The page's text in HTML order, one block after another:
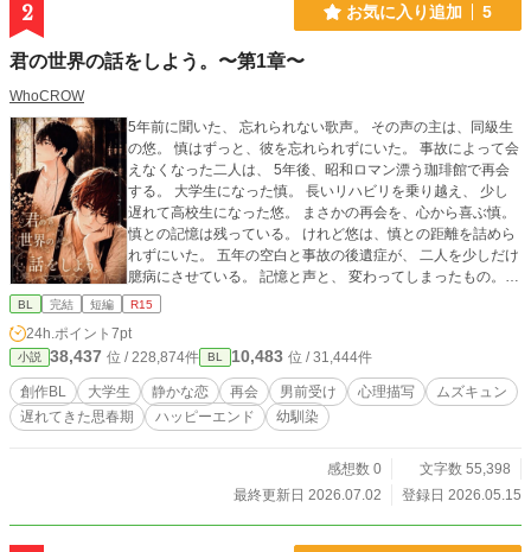
2 お気に入り追加 5
君の世界の話をしよう。〜第1章〜
WhoCROW
5年前に聞いた、 忘れられない歌声。 その声の主は、同級生
の悠。 慎はずっと、彼を忘れられずにいた。 事故によって会
えなくなった二人は、 5年後、昭和ロマン漂う珈琲館で再会
する。 大学生になった慎。 長いリハビリを乗り越え、 少し
遅れて高校生になった悠。 まさかの再会を、心から喜ぶ慎。
慎との記憶は残っている。 けれど悠は、慎との距離を詰めら
れずにいた。 五年の空白と事故の後遺症が、 二人を少しだけ
臆病にさせている。 記憶と声と、 変わってしまったもの。
それでも残っていたもの。 もう一度、 互いの世界へ近づくた
んの少し登場します。
BL 完結 短編 R15
24h.ポイント 7pt
小説 38,437 位 / 228,874件 BL 10,483 位 / 31,444件
創作BL 大学生 静かな恋 再会 男前受け 心理描写
ムズキュン
遅れてきた思春期
ハッピーエンド 幼馴染
感想数 0
文字数 55,398
最終更新日 2026.07.02
登録日 2026.05.15